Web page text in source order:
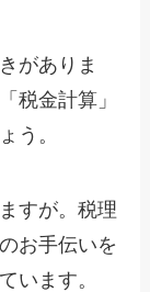
がありま
税金計算」
う。
すが。税理
お手伝いを
います。